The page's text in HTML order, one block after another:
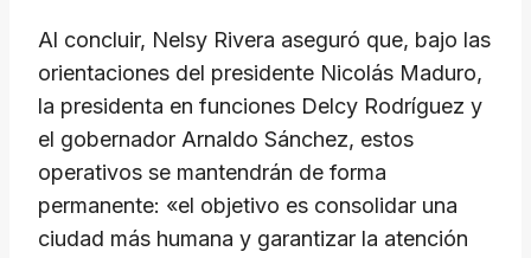
Al concluir, Nelsy Rivera aseguró que, bajo las
orientaciones del presidente Nicolás Maduro,
la presidenta en funciones Delcy Rodríguez y
el gobernador Arnaldo Sánchez, estos
operativos se mantendrán de forma
permanente: «el objetivo es consolidar una
ciudad más humana y garantizar la atención